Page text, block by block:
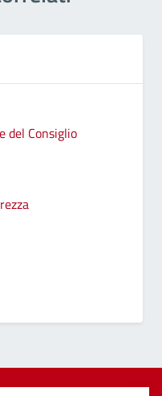
del Consiglio